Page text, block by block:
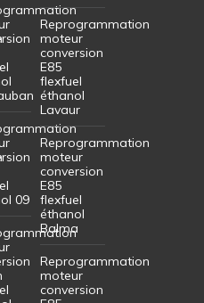
09
Reprogrammation
moteur
conversion
E85
flexfuel
éthanol
Lavaur
Reprogrammation
moteur
conversion
E85
flexfuel
éthanol
Balma
Reprogrammation
moteur
conversion